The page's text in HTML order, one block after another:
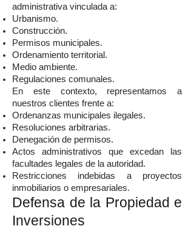
administrativa vinculada a:
Urbanismo.
Construcción.
Permisos municipales.
Ordenamiento territorial.
Medio ambiente.
Regulaciones comunales.
En este contexto, representamos a
nuestros clientes frente a:
Ordenanzas municipales ilegales.
Resoluciones arbitrarias.
Denegación de permisos.
Actos administrativos que excedan las
facultades legales de la autoridad.
Restricciones indebidas a proyectos
inmobiliarios o empresariales.
Defensa de la Propiedad e
Inversiones